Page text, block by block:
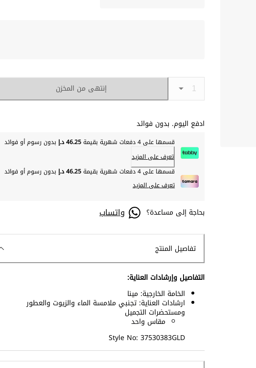
إنتهى من المخزن
ادفع اليوم. بدون فوائد
قسمها على 4 دفعات شهرية بقيمة 46.25 د.إ
بدون رسوم أو فوائد
تعرف على المزيد
قسمها على 4 دفعات شهرية بقيمة
46.25 د.إ
بدون رسوم أو فوائد
تعرف على المزيد
بحاجة إلى مساعدة؟ واتساب
تفاصيل المنتج
التفاصيل وإرشادات العناية:
الخامة الخارجية: مينا
ارشادات العناية: تجنبي ملامسة الماء والزيوت والعطور
ومستحضرات التجميل
مقاس واحد
Style No: 37530383GLD